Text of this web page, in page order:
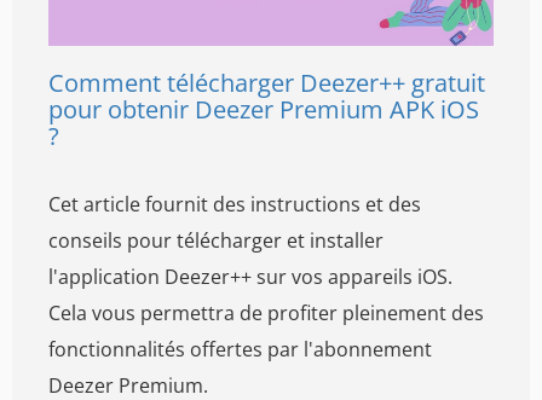
Comment télécharger Deezer++ gratuit
pour obtenir Deezer Premium APK iOS
?
Cet article fournit des instructions et des
conseils pour télécharger et installer
l'application Deezer++ sur vos appareils iOS.
Cela vous permettra de profiter pleinement des
fonctionnalités offertes par l'abonnement
Deezer Premium.